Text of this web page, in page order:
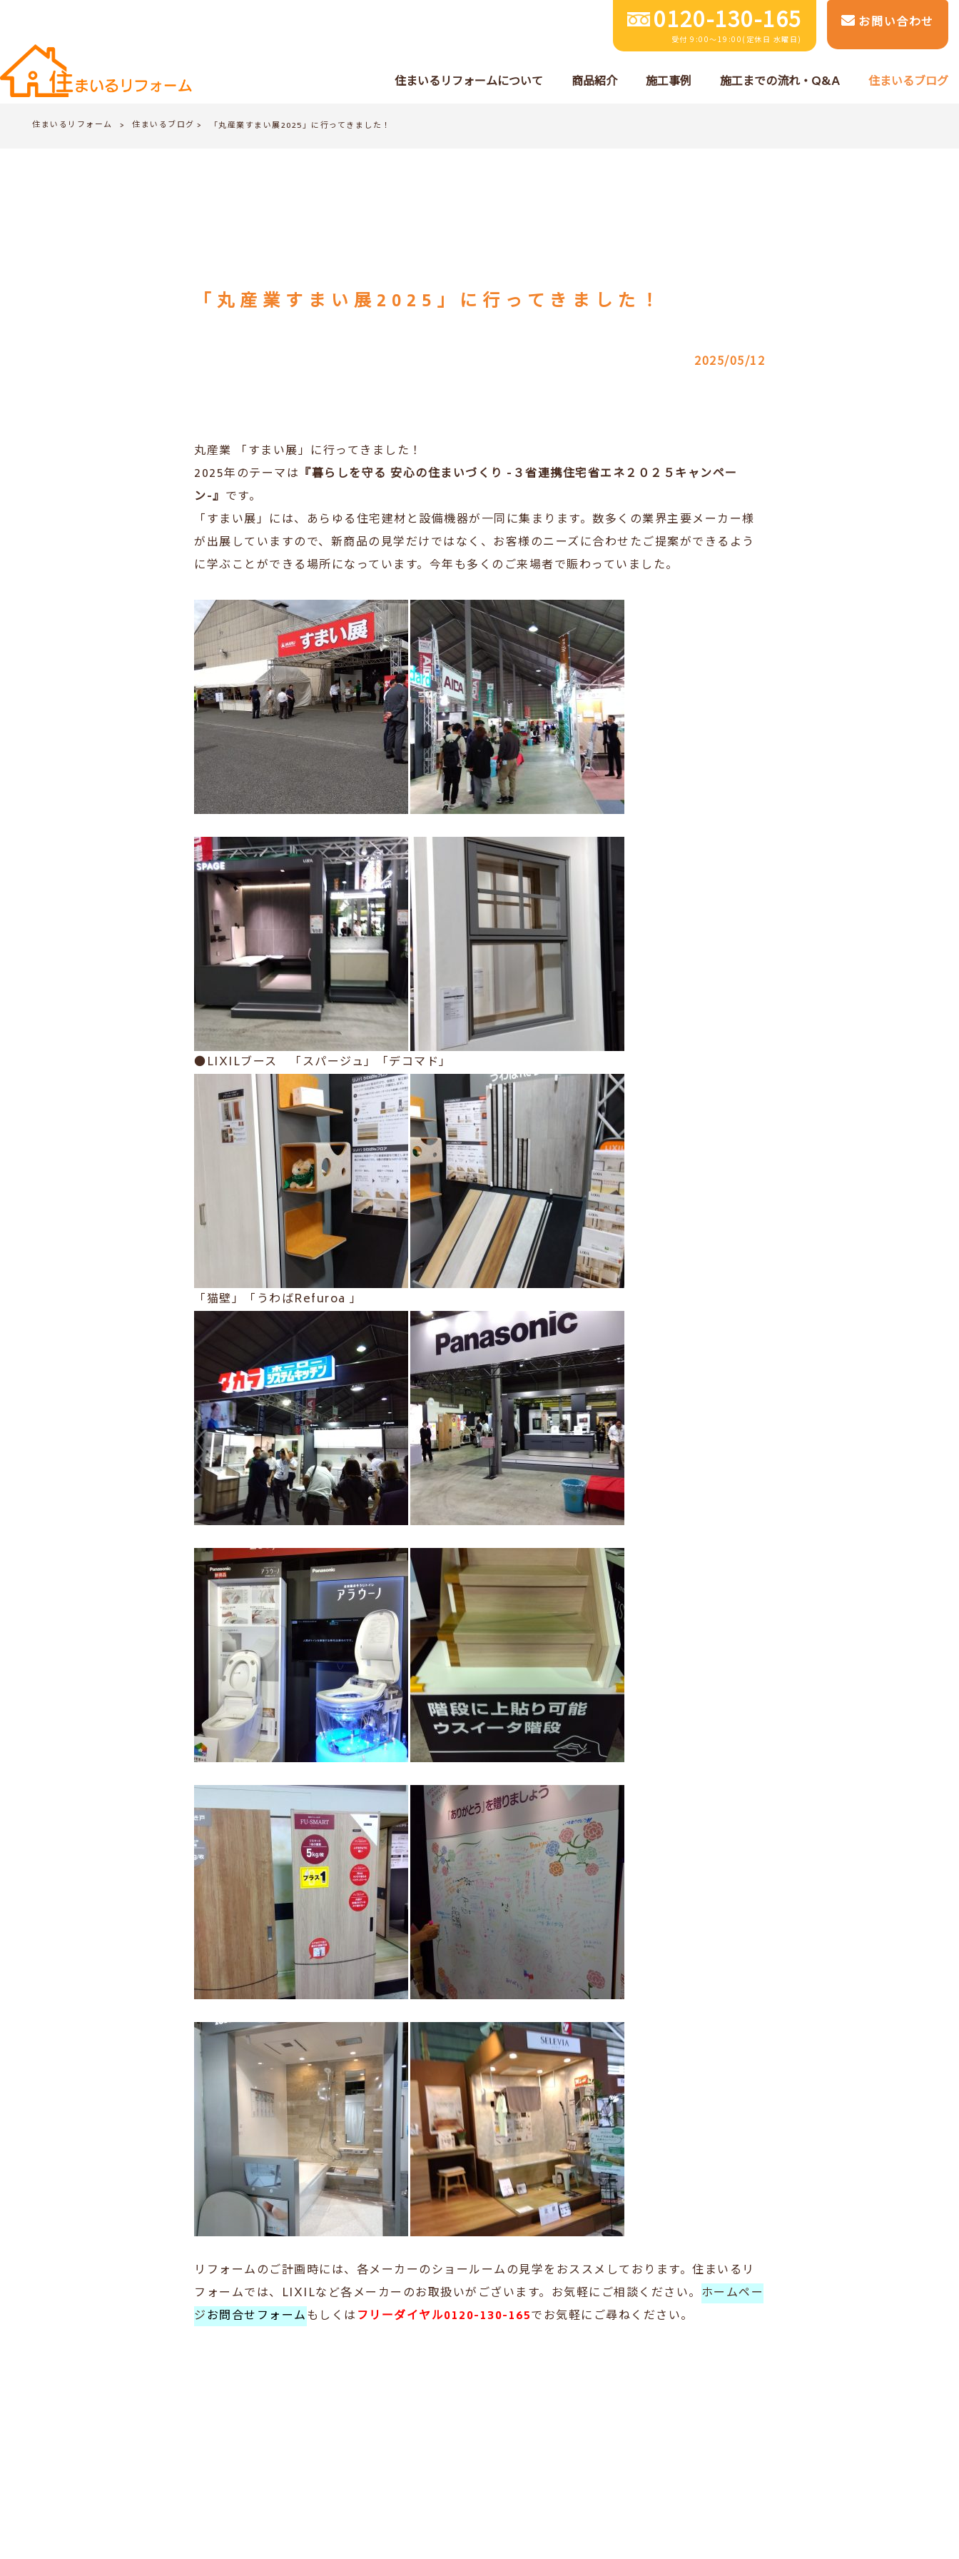
0120-130-165
受付 9:00～19:00(定休日 水曜日)
お問い合わせ
住まいるリフォームについて 商品紹介 施工事例 施工までの流れ・Q&A 住まいるブログ
住まいるリフォーム > 住まいるブログ > 「丸産業すまい展2025」に行ってきました！
「丸産業すまい展2025」に行ってきました！
2025/05/12
丸産業 「すまい展」に行ってきました！
2025年のテーマは 『暮らしを守る 安心の住まいづくり -３省連携住宅省エネ２０２５キャンペー
ン-』 です。
「すまい展」には、あらゆる住宅建材と設備機器が一同に集まります。数多くの業界主要メーカー様
が出展していますので、新商品の見学だけではなく、お客様のニーズに合わせたご提案ができるよう
に学ぶことができる場所になっています。今年も多くのご来場者で賑わっていました。
●LIXILブース 「スパージュ」「デコマド」
「猫壁」「うわばRefuroa 」
リフォームのご計画時には、各メーカーのショールームの見学をおススメしております。住まいるリ
フォームでは、LIXILなど各メーカーのお取扱いがございます。お気軽にご相談ください。 ホームペー
ジお問合せフォームもしくはフリーダイヤル0120-130-165でお気軽にご尋ねください。